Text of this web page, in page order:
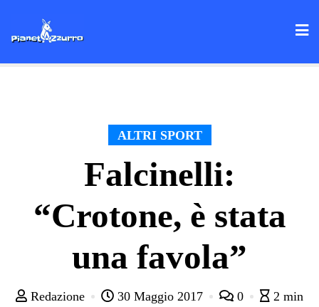
ALTRI SPORT
Falcinelli:
“Crotone, è stata
una favola”
Redazione 30 Maggio 2017 0
2 min